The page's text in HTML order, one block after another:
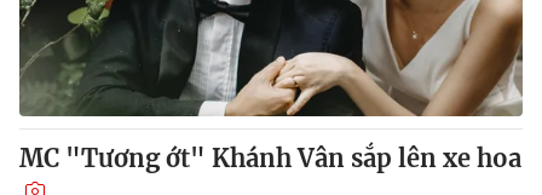
MC "Tương ớt" Khánh Vân sắp lên xe hoa